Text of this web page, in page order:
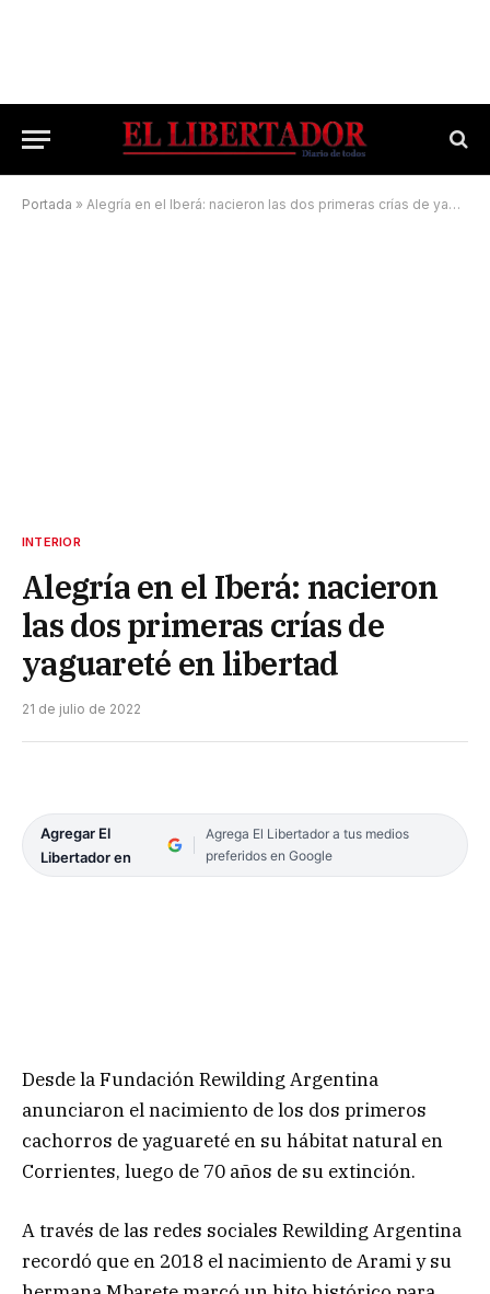
Portada » Alegría en el Iberá: nacieron las dos primeras crías de yaguareté en libertad
INTERIOR
Alegría en el Iberá: nacieron
las dos primeras crías de
yaguareté en libertad
21 de julio de 2022
Agregar El
Libertador en
Agrega El Libertador a tus medios
preferidos en Google
Desde la Fundación Rewilding Argentina
anunciaron el nacimiento de los dos primeros
cachorros de yaguareté en su hábitat natural en
Corrientes, luego de 70 años de su extinción.
A través de las redes sociales Rewilding Argentina
recordó que en 2018 el nacimiento de Arami y su